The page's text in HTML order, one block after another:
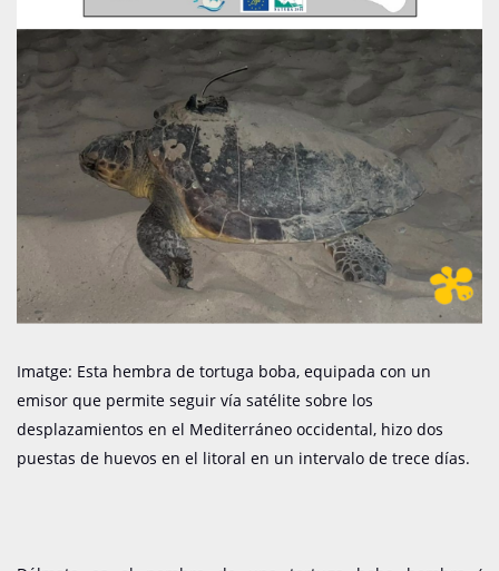
Imatge: Esta hembra de tortuga boba, equipada con un
emisor que permite seguir vía satélite sobre los
desplazamientos en el Mediterráneo occidental, hizo dos
puestas de huevos en el litoral en un intervalo de trece días.